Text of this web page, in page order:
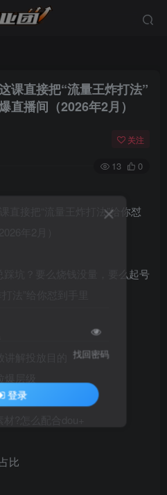
课直接把“流量王炸打法”
直播间（2026年2月）
关注
13 0
坑？要么烧钱没量，要么起号
法”给你怼到手里
解投放目的
层级
流速
?怎么配合dou+
比
找回密码
登录